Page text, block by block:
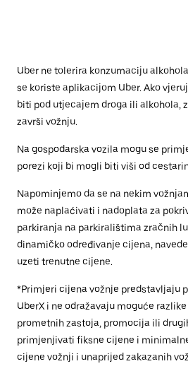
Uber ne tolerira konzumaciju
se koriste aplikacijom Uber. Ako
biti pod utjecajem droga ili alkohola,
završi vožnju.
Na gospodarska vozila mogu se
porezi koji bi mogli biti viši od
Napominjemo da se na nekim
može naplaćivati i nadoplata za
parkiranja na parkiralištima zračnih
dinamičko određivanje cijena,
uzeti trenutne cijene.
*Primjeri cijena vožnje predstavljaju
UberX i ne odražavaju moguće
prometnih zastoja, promocija ili
primjenjivati fiksne cijene i
cijene vožnji i unaprijed zakazanih